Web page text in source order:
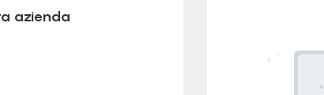
azienda